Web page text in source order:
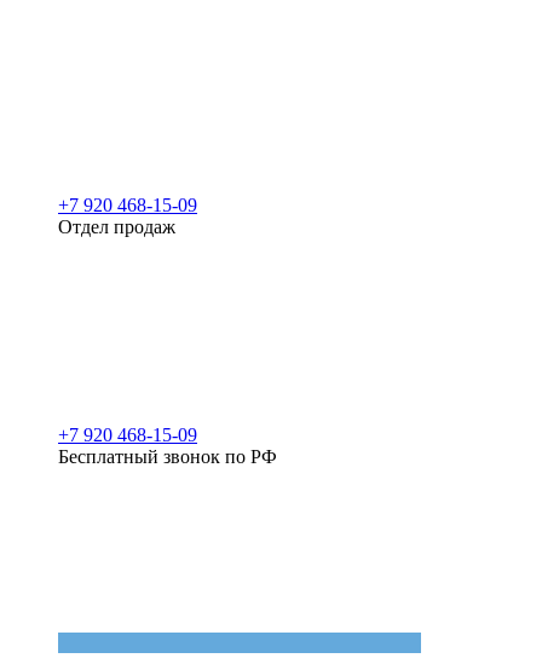
+7 920 468-15-09
Отдел продаж
+7 920 468-15-09
Бесплатный звонок по РФ